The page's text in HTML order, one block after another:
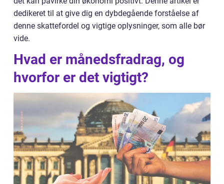
dedikeret til at give dig en dybdegående forståelse af
denne skattefordel og vigtige oplysninger, som alle bør
vide.
Hvad er månedsfradrag, og
hvorfor er det vigtigt?